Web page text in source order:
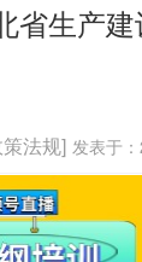
省生产
法规] 发表于